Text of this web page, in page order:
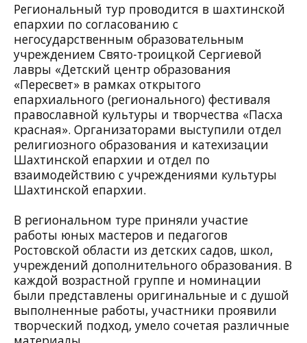
Региональный тур проводится в шахтинской
епархии по согласованию с
негосударственным образовательным
учреждением Свято-троицкой Сергиевой
лавры «Детский центр образования
«Пересвет» в рамках открытого
епархиального (регионального) фестиваля
православной культуры и творчества «Пасха
красная». Организаторами выступили отдел
религиозного образования и катехизации
Шахтинской епархии и отдел по
взаимодействию с учреждениями культуры
Шахтинской епархии.
В региональном туре приняли участие
работы юных мастеров и педагогов
Ростовской области из детских садов, школ,
учреждений дополнительного образования. В
каждой возрастной группе и номинации
были представлены оригинальные и с душой
выполненные работы, участники проявили
творческий подход, умело сочетая различные